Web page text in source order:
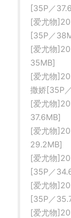
[35P／
[爱尤物
[35P／
[爱尤物
35MB]
[爱尤物
撒娇[35P
[爱尤物
37.6MB]
[爱尤物
29.2MB]
[爱尤物
[35P／
[爱尤物
[35P／
[爱尤物